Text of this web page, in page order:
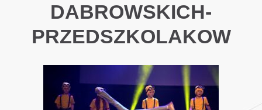
DABROWSKICH-
PRZEDSZKOLAKOW